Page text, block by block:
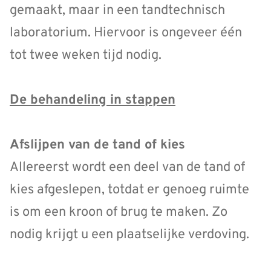
gemaakt, maar in een tandtechnisch
laboratorium. Hiervoor is ongeveer één
tot twee weken tijd nodig.
De behandeling in stappen
Afslijpen van de tand of kies
Allereerst wordt een deel van de tand of
kies afgeslepen, totdat er genoeg ruimte
is om een kroon of brug te maken. Zo
nodig krijgt u een plaatselijke verdoving.